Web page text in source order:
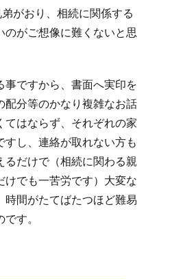
がおり、相続に関係する
のがご想像に難くないと思
事ですから、書面へ実印を
配分等のかなり複雑なお話
てはならず、それぞれの家
すし、連絡が取れない方も
るだけで（相続に関わる親
けでも一苦労です）大変な
時間がたてばたつほど難易
す。